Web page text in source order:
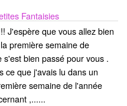
Fantaisies
J'espère que vous allez bien
première semaine de
s'est bien passé pour vous .
ce que j'avais lu dans un
semaine de l'année
,......